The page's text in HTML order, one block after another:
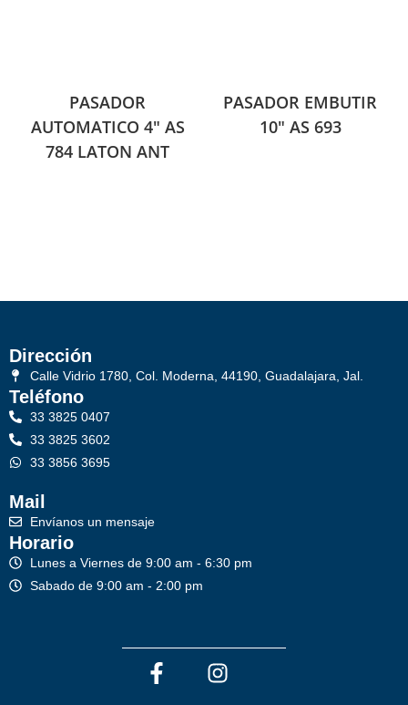
PASADOR
AUTOMATICO 4″ AS
784 LATON ANT
PASADOR EMBUTIR
10″ AS 693
Dirección
Calle Vidrio 1780, Col. Moderna, 44190, Guadalajara, Jal.
Teléfono
33 3825 0407
33 3825 3602
33 3856 3695
Mail
Envíanos un mensaje
Horario
Lunes a Viernes de 9:00 am - 6:30 pm
Sabado de 9:00 am - 2:00 pm